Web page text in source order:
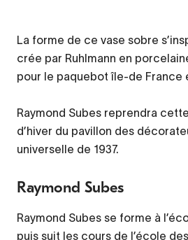
La forme de ce vase sobre
crée par Ruhlmann en
pour le paquebot île-de France
Raymond Subes reprendra
d’hiver du pavillon des
universelle de 1937.
Raymond Subes
Raymond Subes se forme à
puis suit les cours de l’école